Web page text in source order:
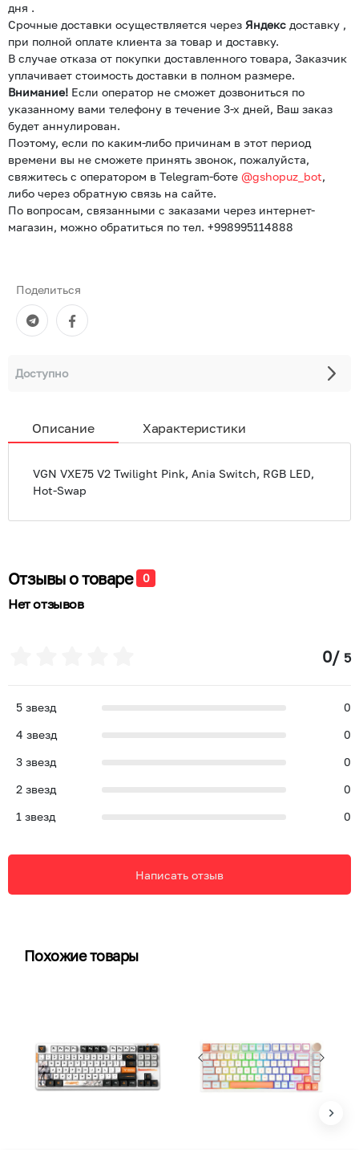
дня .
Срочные доставки осуществляется через Яндекс доставку ,
при полной оплате клиента за товар и доставку.
В случае отказа от покупки доставленного товара, Заказчик
уплачивает стоимость доставки в полном размере.
Внимание! Если оператор не сможет дозвониться по
указанному вами телефону в течение 3-х дней, Ваш заказ
будет аннулирован.
Поэтому, если по каким-либо причинам в этот период
времени вы не сможете принять звонок, пожалуйста,
свяжитесь с оператором в Telegram-боте @gshopuz_bot,
либо через обратную связь на сайте.
По вопросам, связанными с заказами через интернет-
магазин, можно обратиться по тел. +998995114888
Поделиться
Доступно
Описание Характеристики
VGN VXE75 V2 Twilight Pink, Ania Switch, RGB LED,
Hot-Swap
Отзывы о товаре 0
Нет отзывов
0/ 5
5 звезд
0
4 звезд
0
3 звезд
0
2 звезд
0
1 звезд 0
Написать отзыв
Похожие товары